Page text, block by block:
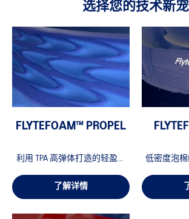
选择您的技术新宠
FLYTEFOAM™ PROPEL
利用 TPA 高弹体打造的轻盈泡
了解详情
低密度泡棉
保